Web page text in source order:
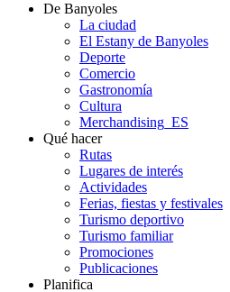
De Banyoles
La ciudad
El Estany de Banyoles
Deporte
Comercio
Gastronomía
Cultura
Merchandising_ES
Qué hacer
Rutas
Lugares de interés
Actividades
Ferias, fiestas y festivales
Turismo deportivo
Turismo familiar
Promociones
Publicaciones
Planifica